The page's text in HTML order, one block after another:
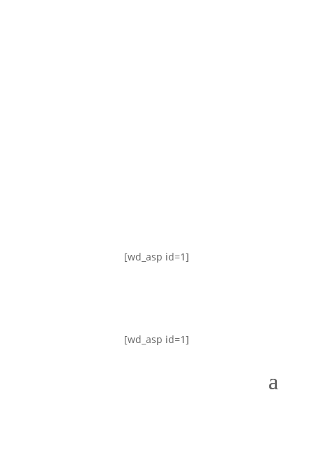
[wd_asp id=1]
[wd_asp id=1]